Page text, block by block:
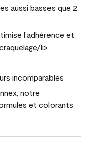
aussi basses que 2
l'adhérence et
li>
incomparables
notre
et colorants